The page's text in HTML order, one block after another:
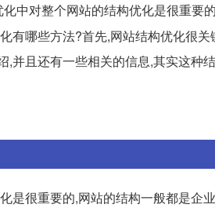
中对整个网站的结构优化是很重要
有哪些方法?首先,网站结构优化很
并且还有一些相关的信息,其实这种
是很重要的,网站的结构一般都是企